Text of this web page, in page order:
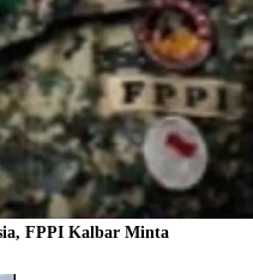
FPPI Kalbar Minta